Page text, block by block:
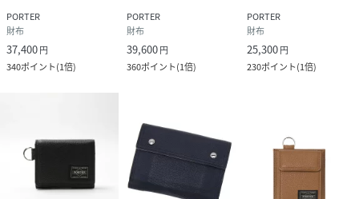
PORTER
財布
37,400円
340ポイント(1倍)
PORTER
財布
39,600円
360ポイント(1倍)
PORTER
財布
25,300円
230ポイント(1倍)